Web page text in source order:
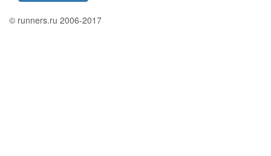
© runners.ru 2006-2017